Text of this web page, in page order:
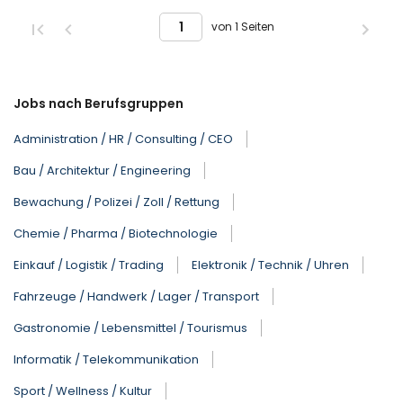
von 1 Seiten
Jobs nach Berufsgruppen
Administration / HR / Consulting / CEO
Bau / Architektur / Engineering
Bewachung / Polizei / Zoll / Rettung
Chemie / Pharma / Biotechnologie
Einkauf / Logistik / Trading
Elektronik / Technik / Uhren
Fahrzeuge / Handwerk / Lager / Transport
Gastronomie / Lebensmittel / Tourismus
Informatik / Telekommunikation
Sport / Wellness / Kultur